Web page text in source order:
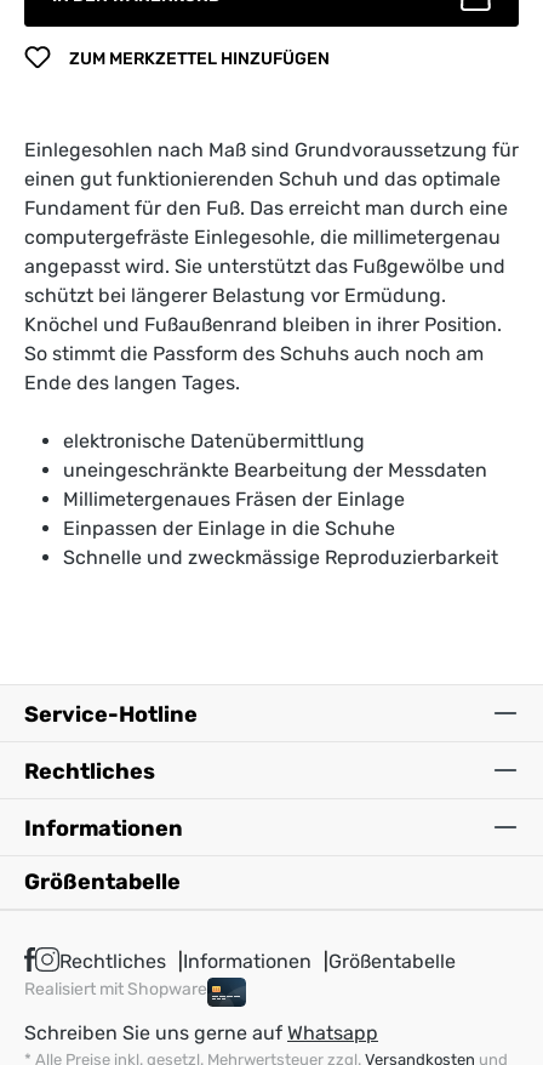
ZUM MERKZETTEL HINZUFÜGEN
Einlegesohlen nach Maß sind Grundvoraussetzung für
einen gut funktionierenden Schuh und das optimale
Fundament für den Fuß. Das erreicht man durch eine
computergefräste Einlegesohle, die millimetergenau
angepasst wird. Sie unterstützt das Fußgewölbe und
schützt bei längerer Belastung vor Ermüdung.
Knöchel und Fußaußenrand bleiben in ihrer Position.
So stimmt die Passform des Schuhs auch noch am
Ende des langen Tages.
elektronische Datenübermittlung
uneingeschränkte Bearbeitung der Messdaten
Millimetergenaues Fräsen der Einlage
Einpassen der Einlage in die Schuhe
Schnelle und zweckmässige Reproduzierbarkeit
Service-Hotline
Rechtliches
Informationen
Größentabelle
Rechtliches Informationen Größentabelle
Realisiert mit Shopware
Schreiben Sie uns gerne auf Whatsapp
* Alle Preise inkl. gesetzl. Mehrwertsteuer zzgl. Versandkosten und